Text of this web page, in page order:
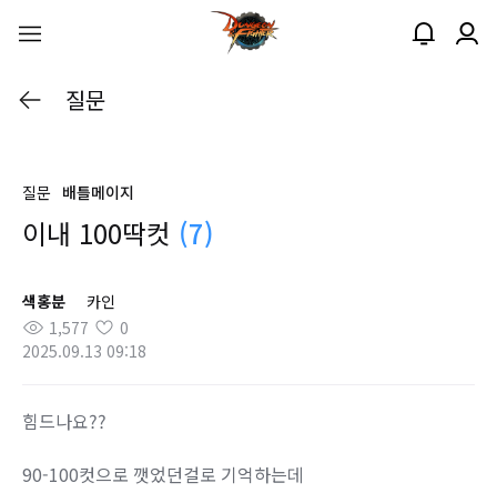
질문
질문 배틀메이지
이내 100딱컷 (7)
색홍분
카인
1,577
0
2025.09.13 09:18
힘드나요??
90-100컷으로 깻었던걸로 기억하는데